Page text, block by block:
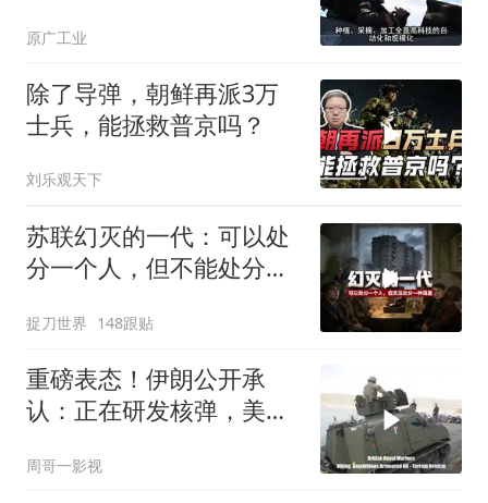
原广工业
除了导弹，朝鲜再派3万
士兵，能拯救普京吗？
刘乐观天下
苏联幻灭的一代：可以处
分一个人，但不能处分一
捉刀世界 148跟贴
重磅表态！伊朗公开承
认：正在研发核弹，美以
周哥一影视